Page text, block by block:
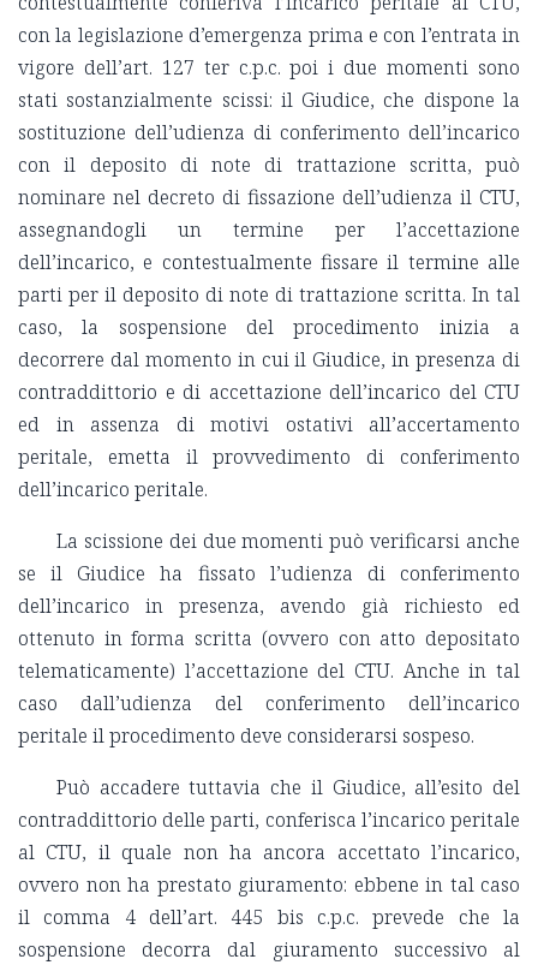
con la legislazione d’emergenza prima e con l’entrata in
vigore dell’art. 127 ter c.p.c. poi i due momenti sono
stati sostanzialmente scissi: il Giudice, che dispone la
sostituzione dell’udienza di conferimento dell’incarico
con il deposito di note di trattazione scritta, può
nominare nel decreto di fissazione dell’udienza il CTU,
assegnandogli un termine per l’accettazione
dell’incarico, e contestualmente fissare il termine alle
parti per il deposito di note di trattazione scritta. In tal
caso, la sospensione del procedimento inizia a
decorrere dal momento in cui il Giudice, in presenza di
contraddittorio e di accettazione dell’incarico del CTU
ed in assenza di motivi ostativi all’accertamento
peritale, emetta il provvedimento di conferimento
dell’incarico peritale.
La scissione dei due momenti può verificarsi anche
se il Giudice ha fissato l’udienza di conferimento
dell’incarico in presenza, avendo già richiesto ed
ottenuto in forma scritta (ovvero con atto depositato
telematicamente) l’accettazione del CTU. Anche in tal
caso dall’udienza del conferimento dell’incarico
peritale il procedimento deve considerarsi sospeso.
Può accadere tuttavia che il Giudice, all’esito del
contraddittorio delle parti, conferisca l’incarico peritale
al CTU, il quale non ha ancora accettato l’incarico,
ovvero non ha prestato giuramento: ebbene in tal caso
il comma 4 dell’art. 445 bis c.p.c. prevede che la
sospensione decorra dal giuramento successivo al